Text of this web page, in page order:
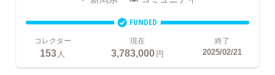
FUNDED
コレクター
153 人
現在
3,783,000円
終了
2025/02/21